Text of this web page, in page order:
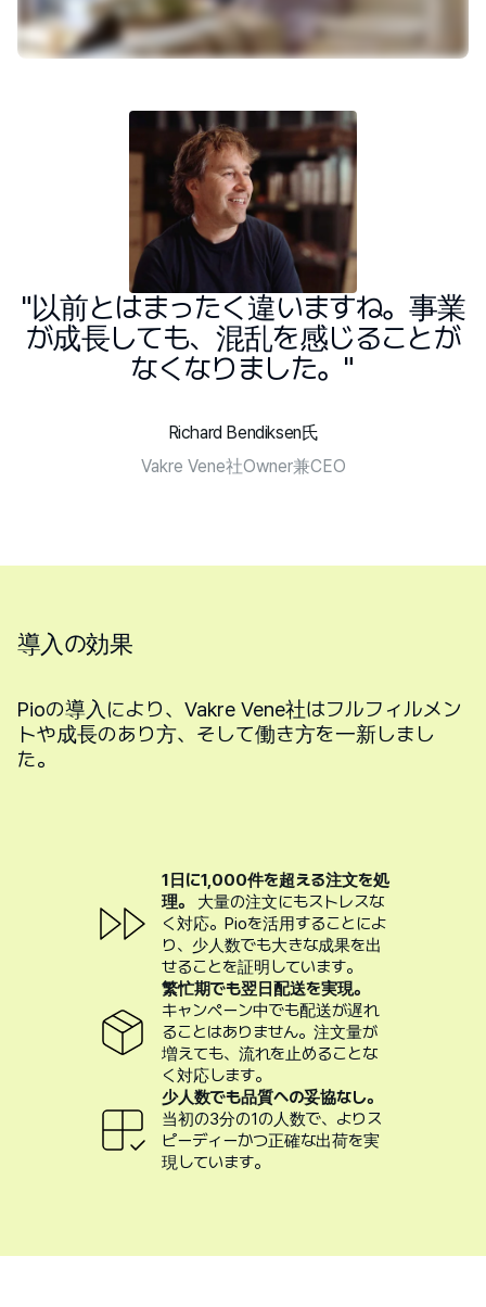
"以前とはまったく違いますね。事業
が成長しても、混乱を感じることが
なくなりました。"
Richard Bendiksen氏
Vakre Vene社Owner兼CEO
導入の効果
Pioの導入により、Vakre Vene社はフルフィルメン
トや成長のあり方、そして働き方を一新しまし
た。
1日に1,000件を超える注文を処
理。 大量の注文にもストレスな
く対応。Pioを活用することによ
り、少人数でも大きな成果を出
せることを証明しています。
繁忙期でも翌日配送を実現。
キャンペーン中でも配送が遅れ
ることはありません。注文量が
増えても、流れを止めることな
く対応します。
少人数でも品質への妥協なし。
当初の3分の1の人数で、よりス
ピーディーかつ正確な出荷を実
現しています。